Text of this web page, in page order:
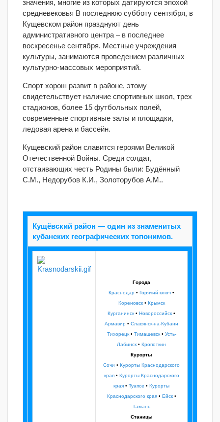
значения, многие из которых датируются эпохой
средневековья В последнюю субботу сентября, в
Кущевском район празднуют день
административного центра – в последнее
воскресенье сентября. Местные учреждения
культуры, занимаются проведением различных
культурно-массовых мероприятий.
Спорт хорош развит в районе, этому
свидетельствует наличие спортивных школ, трех
стадионов, более 15 футбольных полей,
современные спортивные залы и площадки,
ледовая арена и бассейн.
Кущевский район славится героями Великой
Отечественной Войны. Среди солдат,
отстаивающих честь Родины были: Будённый
С.М., Недорубов К.И., Золоторубов А.М..
Кущёвский район — один из знаменитых
кубанских географических топонимов.
Города
Краснодар • Горячий ключ •
Кореновск• Крымск
Курганинск • Новороссийск •
Армавир • Славянск-на-Кубани
Тихорецк• Тимашевск• Усть-
Лабинск • Кропоткин
Курорты
Сочи • Курорты Краснодарского
края• Курорты Краснодарского
края • Туапсе • Курорты
Краснодарского края• Ейск•
Тамань
Станицы